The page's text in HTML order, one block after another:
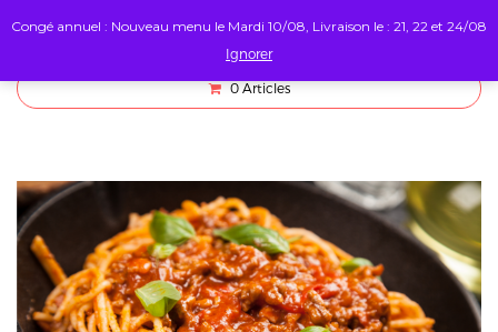
0 Articles
Congé annuel : Nouveau menu le Mardi 10/08, Livraison le : 21, 22 et 24/08
Ignorer